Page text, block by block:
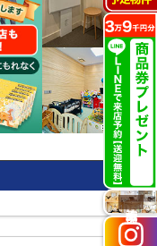
施工実例